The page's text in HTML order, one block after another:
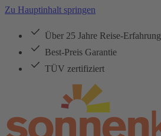
Zu Hauptinhalt springen
Über 25 Jahre Reise-Erfahrung
Best-Preis Garantie
TÜV zertifiziert